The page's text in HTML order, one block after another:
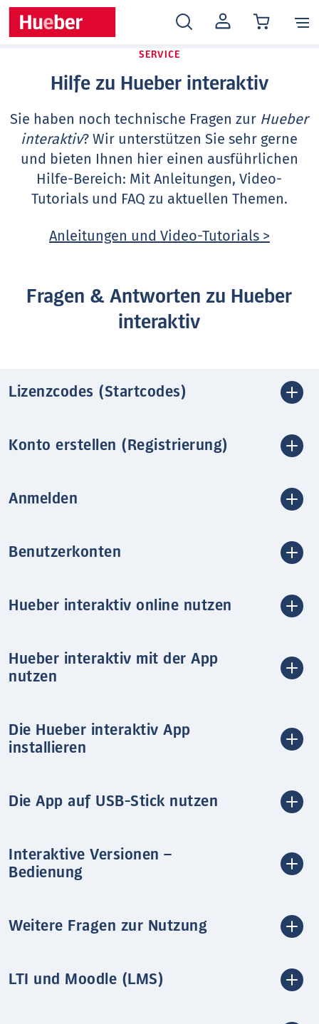
MEIN
KONTO
SERVICE
Hilfe zu Hueber interaktiv
Sie haben noch technische Fragen zur Hueber
interaktiv? Wir unterstützen Sie sehr gerne
und bieten Ihnen hier einen ausführlichen
Hilfe-Bereich: Mit Anleitungen, Video-
Tutorials und FAQ zu aktuellen Themen.
Anleitungen und Video-Tutorials >
Fragen & Antworten zu Hueber
interaktiv
Lizenzcodes (Startcodes)
Konto erstellen (Registrierung)
Anmelden
Benutzerkonten
Hueber interaktiv online nutzen
Hueber interaktiv mit der App
nutzen
Die Hueber interaktiv App
installieren
Die App auf USB-Stick nutzen
Interaktive Versionen –
Bedienung
Weitere Fragen zur Nutzung
LTI und Moodle (LMS)